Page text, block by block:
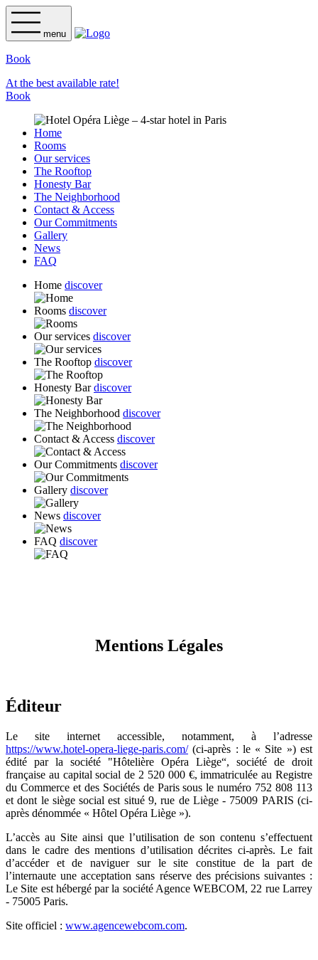
menu
Book
At the best available rate!
Book
Home
Rooms
Our services
The Rooftop
Honesty Bar
The Neighborhood
Contact & Access
Our Commitments
Gallery
News
FAQ
Home discover
Rooms discover
Our services discover
The Rooftop discover
Honesty Bar discover
The Neighborhood discover
Contact & Access discover
Our Commitments discover
Gallery discover
News discover
FAQ discover
Mentions Légales
Éditeur
Le site internet accessible, notamment, à l’adresse
https://www.hotel-opera-liege-paris.com/(ci-après : le « Site ») est
édité par la société "Hôtelière Opéra Liège“, société de droit
française au capital social de 2 520 000 €, immatriculée au Registre
du Commerce et des Sociétés de Paris sous le numéro 752 808 113
et dont le siège social est situé 9, rue de Liège - 75009 PARIS (ci-
après dénommée « Hôtel Opéra Liège »).
L’accès au Site ainsi que l’utilisation de son contenu s’effectuent
dans le cadre des mentions d’utilisation décrites ci-après. Le fait
d’accéder et de naviguer sur le site constitue de la part de
l’internaute une acceptation sans réserve des précisions suivantes :
Le Site est hébergé par la société Agence WEBCOM, 22 rue Larrey
- 75005 Paris.
Site officiel : www.agencewebcom.com.